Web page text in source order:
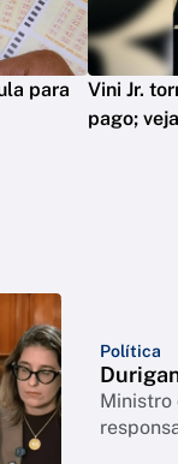
para
Vini Jr.
pago;
Política
Ministro